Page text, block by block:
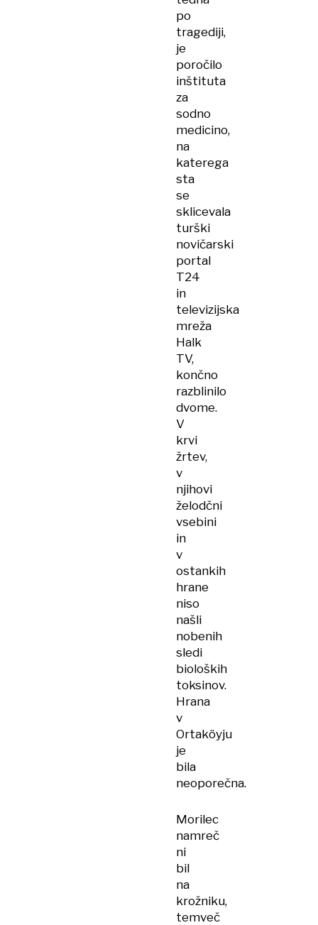
po
tragediji,
je
poročilo
inštituta
za
sodno
medicino,
na
katerega
sta
se
sklicevala
turški
novičarski
portal
T24
in
televizijska
mreža
Halk
TV,
končno
razblinilo
dvome.
V
krvi
žrtev,
v
njihovi
želodčni
vsebini
in
v
ostankih
hrane
niso
našli
nobenih
sledi
bioloških
toksinov.
Hrana
v
Ortaköyju
je
bila
neoporečna.
Morilec
namreč
ni
bil
na
krožniku,
temveč